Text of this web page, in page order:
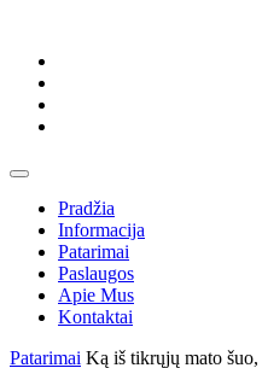
content
Skip
content
Open
ButtonPradžia
Informacija
Patarimai
Paslaugos
Apie Mus
Kontaktai
Close
Patarimai Ką iš tikrųjų mato